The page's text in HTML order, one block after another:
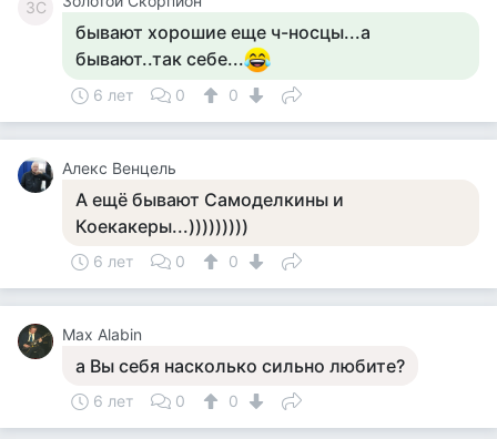
ЗС
бывают хорошие еще ч-носцы...а
бывают..так себе...
6 лет 0 0
Алекс Венцель
А ещё бывают Самоделкины и
Коекакеры...)))))))))
6 лет 0 0
Max Alabin
а Вы себя насколько сильно любите?
6 лет 0 0